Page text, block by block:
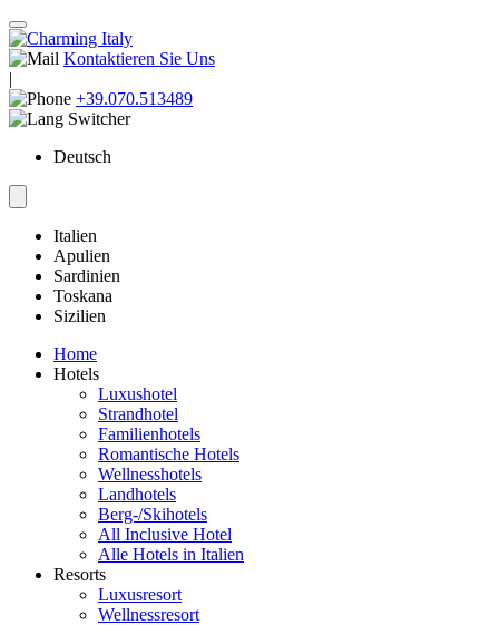
Kontaktieren Sie Uns
|
+39.070.513489
Deutsch
Italien
Apulien
Sardinien
Toskana
Sizilien
Home
Hotels
Luxushotel
Strandhotel
Familienhotels
Romantische Hotels
Wellnesshotels
Landhotels
Berg-/Skihotels
All Inclusive Hotel
Alle Hotels in Italien
Resorts
Luxusresort
Wellnessresort